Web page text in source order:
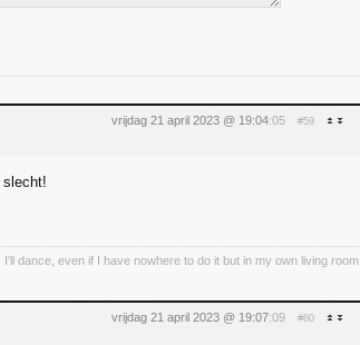
vrijdag 21 april 2023 @ 19:04:05 #59
slecht!
dance, even if I have nowhere to do it but in my own living room.
vrijdag 21 april 2023 @ 19:07:09 #60